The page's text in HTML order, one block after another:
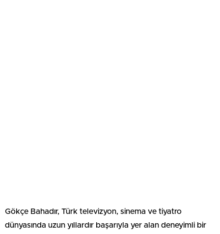
Gökçe Bahadır, Türk televizyon, sinema ve tiyatro
dünyasında uzun yıllardır başarıyla yer alan deneyimli bir